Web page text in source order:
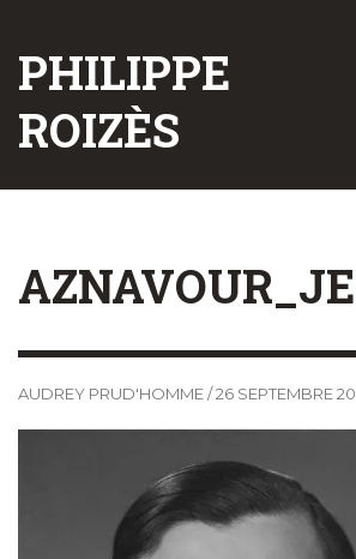
PHILIPPE
ROIZÈS
AUDREY PRUD'HOMME/26 SEPTEMBRE